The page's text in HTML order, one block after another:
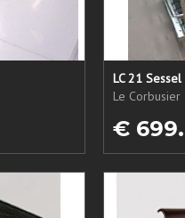
Le Corbusier
€